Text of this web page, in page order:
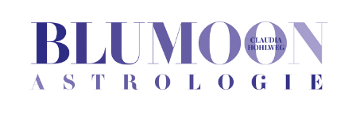
überspringen